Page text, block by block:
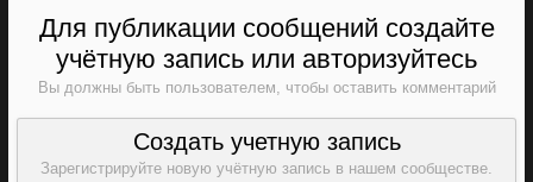
Для публикации сообщений создайте
учётную запись или авторизуйтесь
Вы должны быть пользователем, чтобы оставить комментарий
Создать учетную запись
Зарегистрируйте новую учётную запись в нашем сообществе.